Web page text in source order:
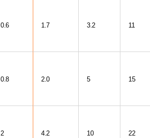
0.6 1.7 3.2 11
0.8 2.0 5 15
2 4.2 10 22